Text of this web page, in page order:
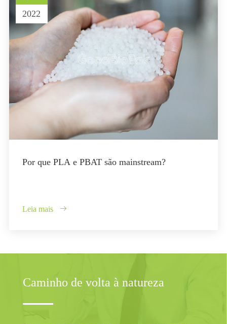
2022
Por que PLA e PBAT são mainstream?
Leia mais 
Caminho de volta à natureza